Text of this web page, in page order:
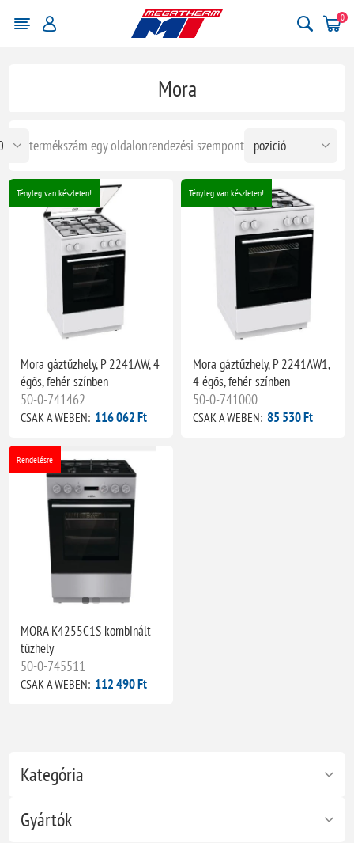
0
Kategória
Gyártók
Mora
rendezési szempont
termékszám egy oldalon
Tényleg van készleten!
Mora gáztűzhely, P 2241AW, 4
égős, fehér színben
50-0-741462
CSAK A WEBEN: 116 062 Ft
Tényleg van készleten!
Mora gáztűzhely, P 2241AW1,
4 égős, fehér színben
50-0-741000
CSAK A WEBEN: 85 530 Ft
Rendelésre
MORA K4255C1S kombinált
tűzhely
50-0-745511
CSAK A WEBEN: 112 490 Ft